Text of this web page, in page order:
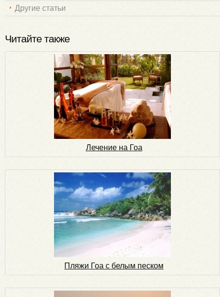
Другие статьи
Читайте также
Лечение на Гоа
Пляжи Гоа с белым песком